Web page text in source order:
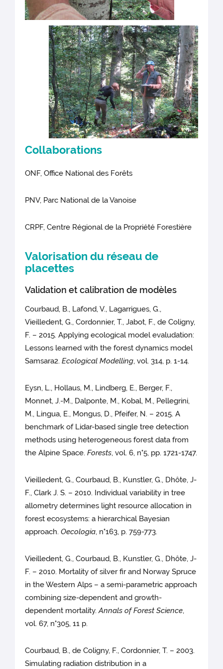
Collaborations
ONF, Office National des Forêts
PNV, Parc National de la Vanoise
CRPF, Centre Régional de la Propriété Forestière
Valorisation du réseau de
placettes
Validation et calibration de modèles
Courbaud, B., Lafond, V., Lagarrigues, G.,
Vieilledent, G., Cordonnier, T., Jabot, F., de Coligny,
F. – 2015. Applying ecological model evaludation:
Lessons learned with the forest dynamics model
Samsara2.Ecological Modelling, vol. 314, p. 1-14.
Eysn, L., Hollaus, M., Lindberg, E., Berger, F.,
Monnet, J.-M., Dalponte, M., Kobal, M., Pellegrini,
M., Lingua, E., Mongus, D., Pfeifer, N. – 2015. A
benchmark of Lidar-based single tree detection
methods using heterogeneous forest data from
the Alpine Space.Forests, vol. 6, n°5, pp. 1721-1747.
Vieilledent, G., Courbaud, B., Kunstler, G., Dhôte, J-
F., Clark J. S. – 2010. Individual variability in tree
allometry determines light resource allocation in
forest ecosystems: a hierarchical Bayesian
approach.Oecologia, n°163, p. 759-773.
Vieilledent, G., Courbaud, B., Kunstler, G., Dhôte, J-
F. – 2010. Mortality of silver fir and Norway Spruce
in the Western Alps – a semi-parametric approach
combining size-dependent and growth-
dependent mortality.Annals of Forest Science,
vol. 67, n°305, 11 p.
Courbaud, B., de Coligny, F., Cordonnier, T. – 2003.
Simulating radiation distribution in a